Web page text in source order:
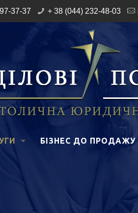
37-37 + 38 (044) 232-48-03
БІЗНЕС ДО ПРОДАЖУ